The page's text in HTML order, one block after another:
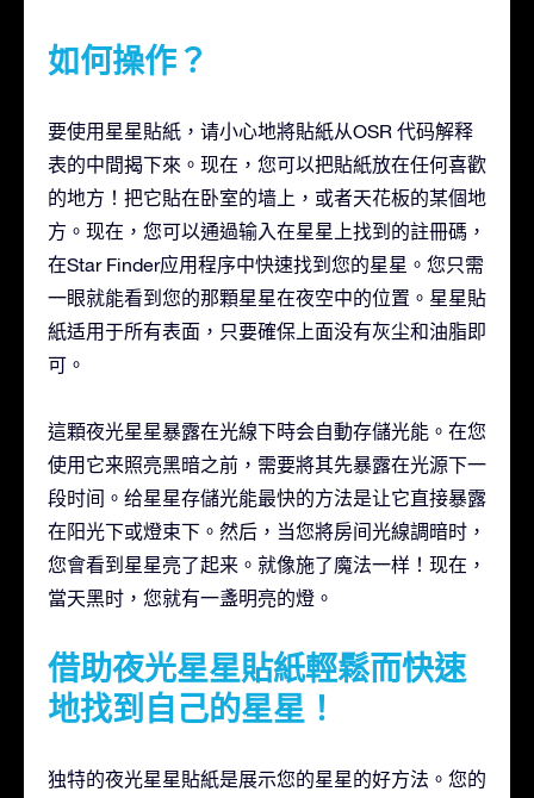
如何操作？
要使用星星貼紙，请小心地將貼紙从OSR 代码解释
表的中間揭下來。现在，您可以把貼紙放在任何喜歡
的地方！把它貼在卧室的墙上，或者天花板的某個地
方。现在，您可以通過输入在星星上找到的註冊碼，
在Star Finder应用程序中快速找到您的星星。您只需
一眼就能看到您的那顆星星在夜空中的位置。星星貼
紙适用于所有表面，只要確保上面没有灰尘和油脂即
可。
這顆夜光星星暴露在光線下時会自動存儲光能。在您
使用它来照亮黑暗之前，需要將其先暴露在光源下一
段时间。给星星存儲光能最快的方法是让它直接暴露
在阳光下或燈束下。然后，当您將房间光線調暗时，
您會看到星星亮了起来。就像施了魔法一样！现在，
當天黑时，您就有一盞明亮的燈。
借助夜光星星貼紙輕鬆而快速
地找到自己的星星！
独特的夜光星星貼紙是展示您的星星的好方法。您的